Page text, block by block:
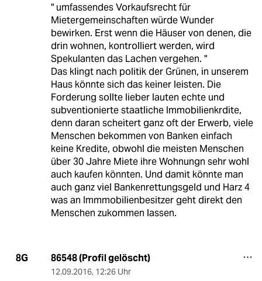
" umfassendes Vorkaufsrecht für
Mietergemeinschaften würde Wunder
bewirken. Erst wenn die Häuser von denen, die
drin wohnen, kontrolliert werden, wird
Spekulanten das Lachen vergehen. "
Das klingt nach politik der Grünen, in unserem
Haus könnte sich das keiner leisten. Die
Forderung sollte lieber lauten echte und
subventionierte staatliche Immobilienkrdite,
denn daran scheitert ganz oft der Erwerb, viele
Menschen bekommen von Banken einfach
keine Kredite, obwohl die meisten Menschen
über 30 Jahre Miete ihre Wohnungn sehr wohl
auch kaufen könnten. Und damit könnte man
auch ganz viel Bankenrettungsgeld und Harz 4
was an Immmobilienbesitzer geht direkt den
Menschen zukommen lassen.
8G 86548 (Profil gelöscht)
12.09.2016, 12:26 Uhr